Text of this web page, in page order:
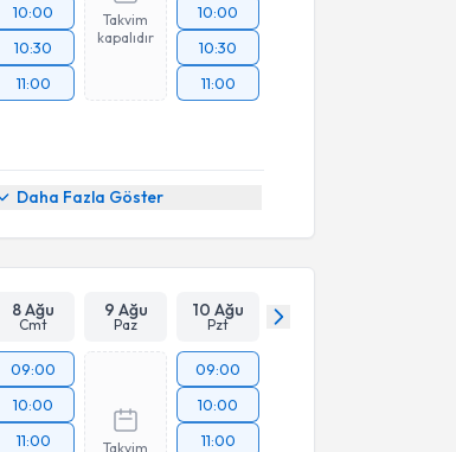
10:00
10:30
11:00
Takvim
kapalıdır
10:00
10:30
11:00
Daha Fazla Göster
8 Ağu
Cmt
9 Ağu
Paz
10 Ağu
Pzt
09:00
10:00
11:00
Takvim
09:00
10:00
11:00